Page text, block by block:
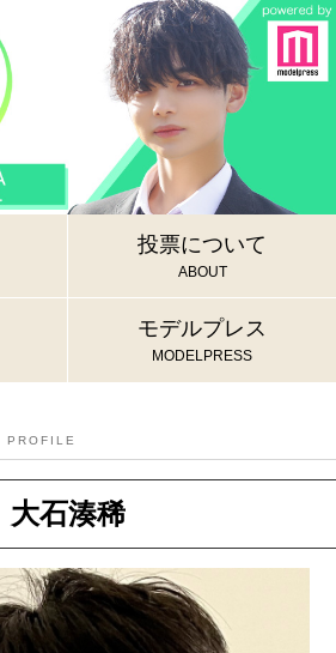
投票について
ABOUT
モデルプレス
MODELPRESS
PROFILE
大石湊稀